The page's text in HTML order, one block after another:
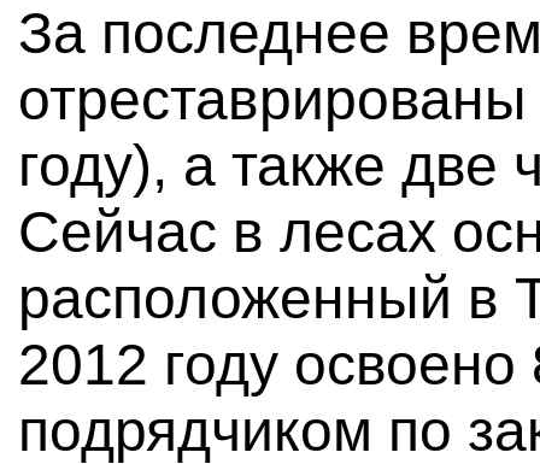
За последнее
году), а также две
Сейчас в лесах
расположенный в
2012 году
подрядчиком по